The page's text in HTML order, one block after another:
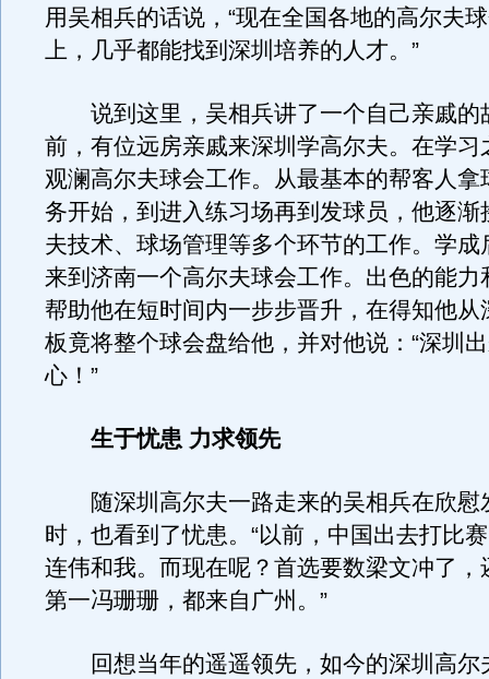
用吴相兵的话说，“现在全国各地的高尔夫
上，几乎都能找到深圳培养的人才。”
说到这里，吴相兵讲了一个自己亲戚的
前，有位远房亲戚来深圳学高尔夫。在学习
观澜高尔夫球会工作。从最基本的帮客人拿
务开始，到进入练习场再到发球员，他逐渐
夫技术、球场管理等多个环节的工作。学成
来到济南一个高尔夫球会工作。出色的能力
帮助他在短时间内一步步晋升，在得知他从
板竟将整个球会盘给他，并对他说：“深圳
心！”
生于忧患 力求领先
随深圳高尔夫一路走来的吴相兵在欣慰
时，也看到了忧患。“以前，中国出去打比
连伟和我。而现在呢？首选要数梁文冲了，
第一冯珊珊，都来自广州。”
回想当年的遥遥领先，如今的深圳高尔